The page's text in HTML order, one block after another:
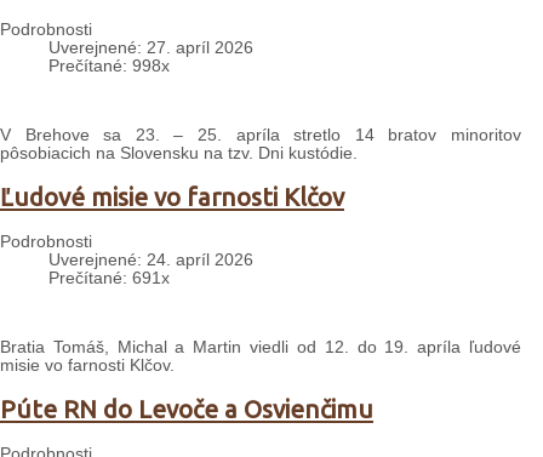
Podrobnosti
Uverejnené: 27. apríl 2026
Prečítané: 998x
V Brehove sa 23. – 25. apríla stretlo 14 bratov minoritov
pôsobiacich na Slovensku na tzv. Dni kustódie.
Ľudové misie vo farnosti Klčov
Podrobnosti
Uverejnené: 24. apríl 2026
Prečítané: 691x
Bratia Tomáš, Michal a Martin viedli od 12. do 19. apríla ľudové
misie vo farnosti Klčov.
Púte RN do Levoče a Osvienčimu